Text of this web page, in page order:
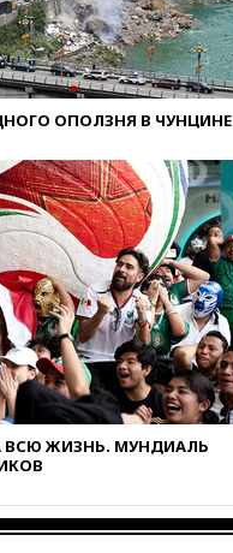
ОПОЛЗНЯ В ЧУНЦИНЕ
ЖИЗНЬ. МУНДИАЛЬ